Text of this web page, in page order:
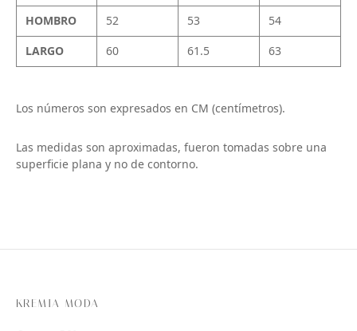
HOMBRO
52 53
54
LARGO
60 61.5 63
Los números son expresados en CM (centímetros).
Las medidas son aproximadas, fueron tomadas sobre una
superficie plana y no de contorno.
KREMIA MODA